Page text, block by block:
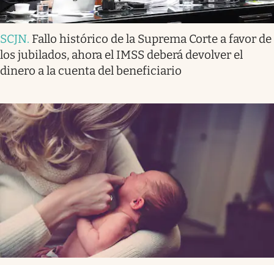
SCJN. Fallo histórico de la Suprema Corte a favor de
los jubilados, ahora el IMSS deberá devolver el
dinero a la cuenta del beneficiario